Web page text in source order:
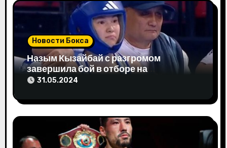
с
я
м Новости Бокса
Назым Кызайбай с разгромом
завершила бой в отборе на
Олимпиаду-2024
31.05.2024